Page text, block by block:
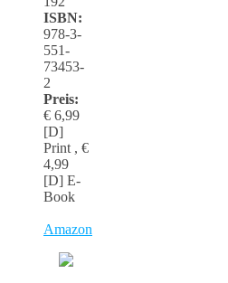
ISBN:
978-3-
551-
73453-
2
Preis:
€ 6,99
[D]
Print , €
4,99
[D] E-
Book
Amazon